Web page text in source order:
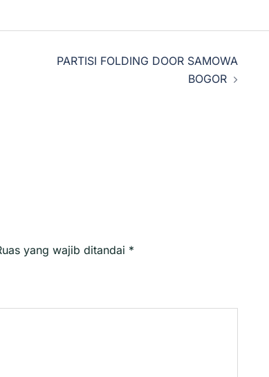
PARTISI FOLDING DOOR SAMOWA
BOGOR
yang wajib ditandai *